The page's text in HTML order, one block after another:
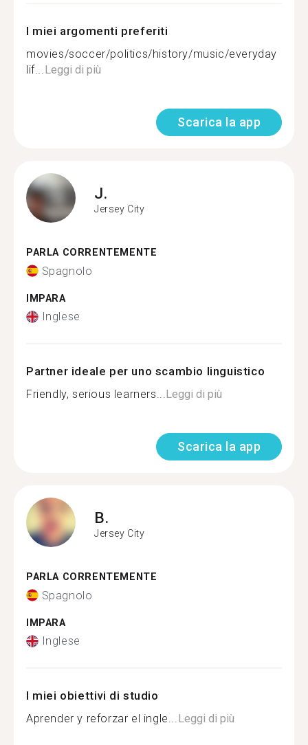
I miei argomenti preferiti
movies/soccer/politics/history/music/everyday
lif...Leggi di più
Scarica la app
J.
Jersey City
PARLA CORRENTEMENTE
Spagnolo
IMPARA
Inglese
Partner ideale per uno scambio linguistico
Friendly, serious learners...Leggi di più
Scarica la app
B.
Jersey City
PARLA CORRENTEMENTE
Spagnolo
IMPARA
Inglese
I miei obiettivi di studio
Aprender y reforzar el ingle...Leggi di più